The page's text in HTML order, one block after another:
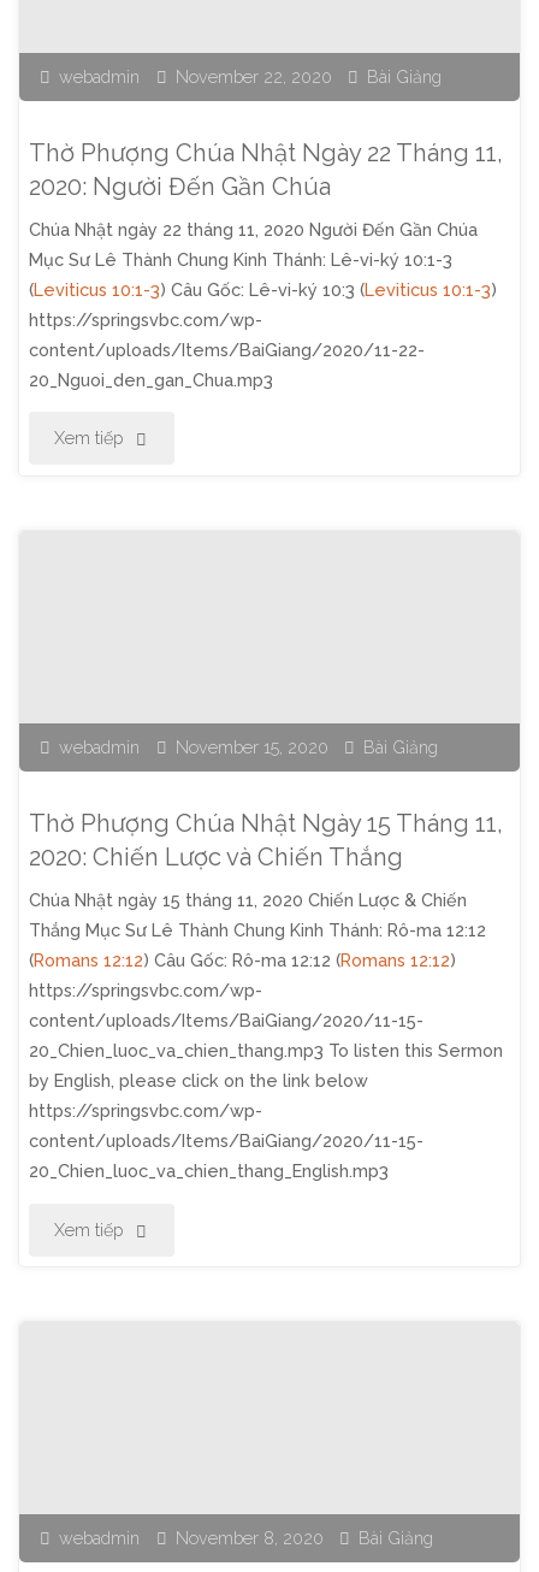
Tháng
2020:
Tỏ
Lòng
Biết
Ơn
Chúa"
webadmin November 22, 2020 Bài Giảng
Thờ Phượng Chúa Nhật Ngày 22 Tháng 11,
2020: Người Đến Gần Chúa
Chúa Nhật ngày 22 tháng 11, 2020 Người Đến Gần Chúa
Mục Sư Lê Thành Chung Kinh Thánh: Lê-vi-ký 10:1-3
(Leviticus 10:1-3) Câu Gốc: Lê-vi-ký 10:3 (Leviticus 10:1-3)
https://springsvbc.com/wp-
content/uploads/Items/BaiGiang/2020/11-22-
20_Nguoi_den_gan_Chua.mp3
Xem tiếp "Thờ
Tháng
2020:
Người
Đến
Gần
Chúa"
webadmin November 15, 2020 Bài Giảng
Thờ Phượng Chúa Nhật Ngày 15 Tháng 11,
2020: Chiến Lược và Chiến Thắng
Chúa Nhật ngày 15 tháng 11, 2020 Chiến Lược & Chiến
Thắng Mục Sư Lê Thành Chung Kinh Thánh: Rô-ma 12:12
(Romans 12:12) Câu Gốc: Rô-ma 12:12 (Romans 12:12)
https://springsvbc.com/wp-
content/uploads/Items/BaiGiang/2020/11-15-
20_Chien_luoc_va_chien_thang.mp3 To listen this Sermon
by English, please click on the link below
https://springsvbc.com/wp-
content/uploads/Items/BaiGiang/2020/11-15-
20_Chien_luoc_va_chien_thang_English.mp3
Xem tiếp "Thờ
Tháng
webadmin November 8, 2020 Bài Giảng